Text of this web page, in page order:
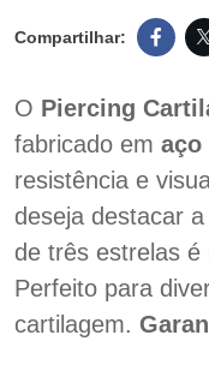
O Piercing
fabricado em aço
resistência e
deseja destacar
de três estrelas é
Perfeito para
cartilagem.